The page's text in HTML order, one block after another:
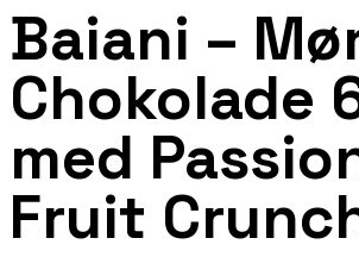
Baiani –
Chokolade
med
Fruit